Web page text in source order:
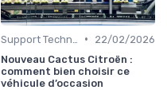
•
22/02/2026
Nouveau Cactus Citroën :
comment bien choisir ce
véhicule d’occasion